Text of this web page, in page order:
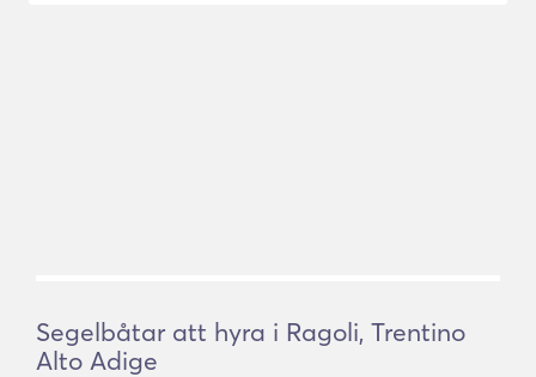
Segelbåtar att hyra i Ragoli, Trentino
Alto Adige